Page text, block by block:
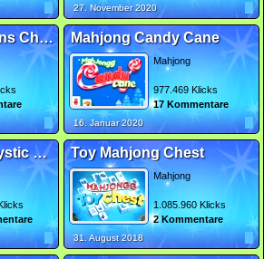
27. November 2020
Mahjong Dimensions Christmas in July Mahjong Candy Cane
Mahjong
977.469 Klicks
17 Kommentare
16. Januar 2020
Treasures of the Mystic Sea Toy Mahjong Chest
Mahjong
1.085.960 Klicks
2 Kommentare
31. August 2018